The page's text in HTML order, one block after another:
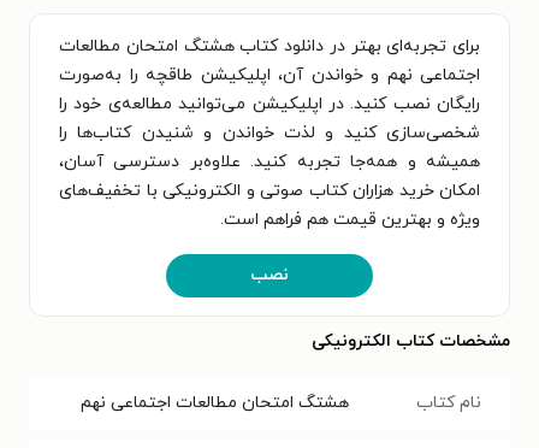
برای تجربه‌ای بهتر در دانلود کتاب هشتگ امتحان مطالعات
اجتماعی نهم و خواندن آن، اپلیکیشن طاقچه را به‌صورت
رایگان نصب کنید. در اپلیکیشن می‌توانید مطالعه‌ی خود را
شخصی‌سازی کنید و لذت خواندن و شنیدن کتاب‌ها را
همیشه و همه‌جا تجربه کنید. علاوه‌بر دسترسی آسان،
امکان خرید هزاران کتاب صوتی و الکترونیکی با تخفیف‌های
ویژه و بهترین قیمت هم فراهم است.
نصب
مشخصات کتاب الکترونیکی
نام کتاب هشتگ امتحان مطالعات اجتماعی نهم